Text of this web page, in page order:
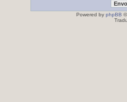
Powered by phpBB